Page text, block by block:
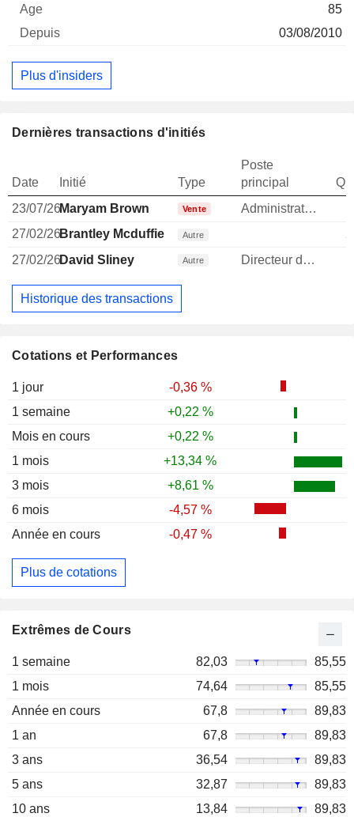
Cotations et Performances
1 jour
-0,36 %
1 semaine
+0,22 %
Mois en cours
+0,22 %
1 mois
+13,34 %
3 mois
+8,61 %
6 mois
-4,57 %
Année en cours
-0,47 %
Plus de cotations
Extrêmes de Cours
1 semaine 82,03
85,55
1 mois
74,64
85,55
Année en cours
67,8
89,83
1 an
67,8
89,83
3 ans
36,54
89,83
5 ans
32,87
89,83
10 ans
13,84 89,83
85
03/08/2010
Plus d'insiders
Dernières transactions d'initiés
Date Initié Type
Poste
principal
23/07/26Maryam Brown Vente Administrateur
27/02/26Brantley Mcduffie Autre
27/02/26David Sliney Autre Directeur des operations
Historique des transactions